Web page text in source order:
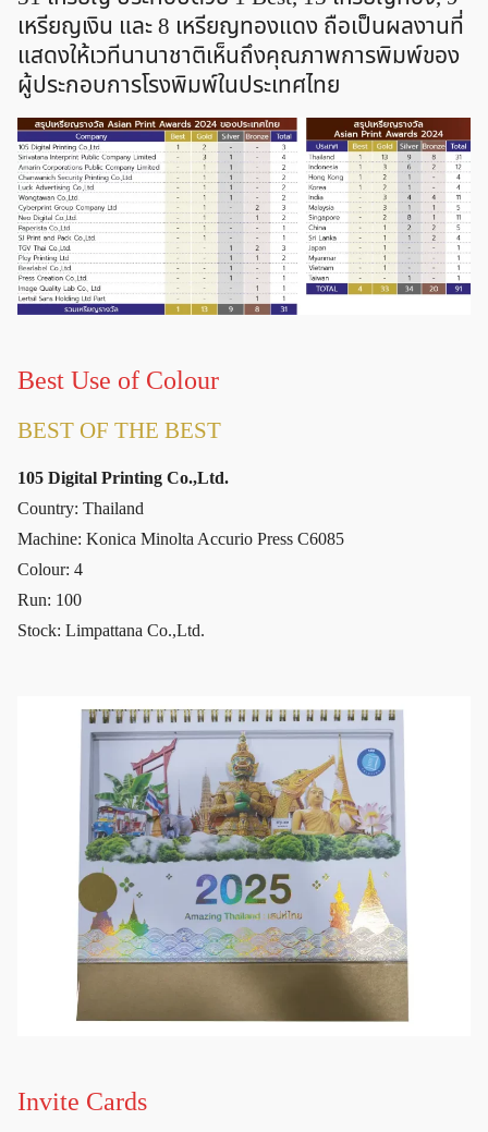
เหรียญเงิน และ 8 เหรียญทองแดง ถือเป็นผลงานที่
แสดงให้เวทีนานาชาติเห็นถึงคุณภาพการพิมพ์ของ
ผู้ประกอบการโรงพิมพ์ในประเทศไทย
Best Use of Colour
BEST OF THE BEST
105 Digital Printing Co.,Ltd.
Country: Thailand
Machine: Konica Minolta Accurio Press C6085
Colour: 4
Run: 100
Stock: Limpattana Co.,Ltd.
Invite Cards